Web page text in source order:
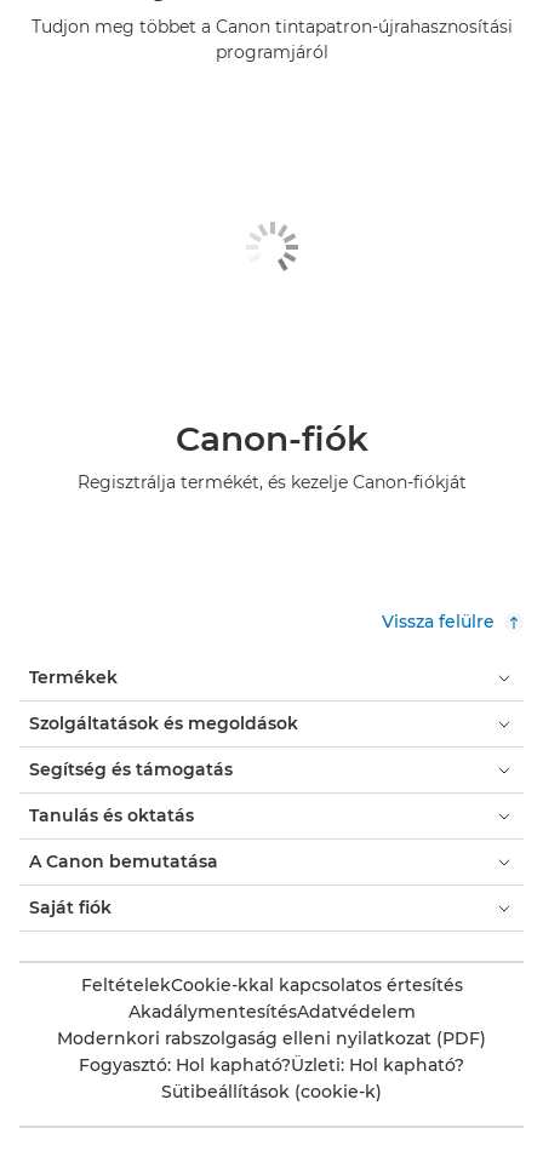
Tudjon meg többet a Canon tintapatron-újrahasznosítási
programjáról
Canon-fiók
Regisztrálja termékét, és kezelje Canon-fiókját
Vissza felülre
Termékek
Szolgáltatások és megoldások
Segítség és támogatás
Tanulás és oktatás
A Canon bemutatása
Saját fiók
FeltételekCookie-kkal kapcsolatos értesítés
AkadálymentesítésAdatvédelem
Modernkori rabszolgaság elleni nyilatkozat (PDF)
Fogyasztó: Hol kapható?Üzleti: Hol kapható?
Sütibeállítások (cookie-k)